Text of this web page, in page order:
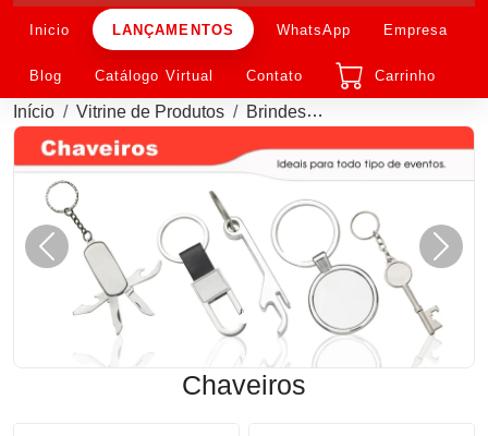
Inicio LANÇAMENTOS WhatsApp Empresa
Blog Catálogo Virtual Contato Carrinho
Início Vitrine de Produtos Brindes
Anterior
Chaveiros